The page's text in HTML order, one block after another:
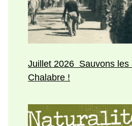
Juillet 2026 Sauvons les
Chalabre !